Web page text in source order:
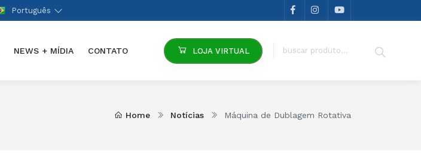
Português
NEWS + MÍDIA CONTATO LOJA VIRTUAL
Home Notícias Máquina de Dublagem Rotativa